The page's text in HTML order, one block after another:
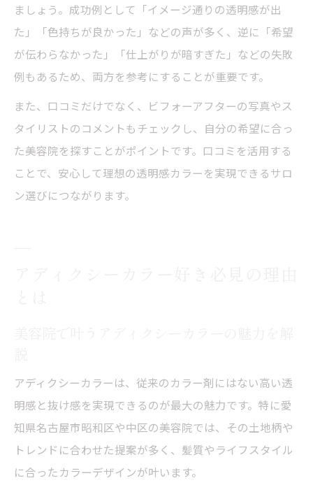
ましょう。成功例として「イメージ通りの透明感が出
た」「色持ちが良かった」などの声が多く、逆に「希望
が伝わらなかった」「仕上がりが暗すぎた」などの失敗
例もあるため、両方を参考にすることが重要です。
また、口コミだけでなく、ビフォーアフターの写真やス
タイリストのコメントもチェックし、自分の希望に合っ
た美容院を探すことがポイントです。口コミを活用する
ことで、安心して理想の透明感カラーを実現できるサロ
ン選びにつながります。
アディクシーカラーは、従来のカラー剤にはない高い透
明感と抜け感を実現できるのが最大の魅力です。特に愛
知県名古屋市昭和区や中区の美容院では、その土地柄や
トレンドに合わせた提案が多く、髪質やライフスタイル
に合ったカラーデザインが叶います。